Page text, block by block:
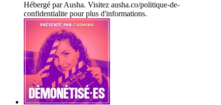
Hébergé par Ausha. Visitez ausha.co/politique-de-
confidentialite pour plus d'informations.